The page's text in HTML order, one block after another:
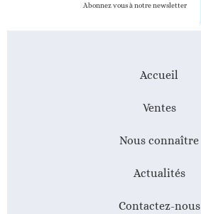
Abonnez vous à notre newsletter
Accueil
Ventes
Nous connaître
Actualités
Contactez-nous